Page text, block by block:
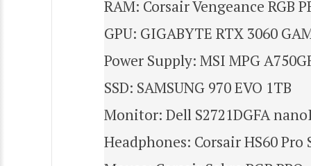
RAM: Corsair Vengeance RGB
GPU: GIGABYTE RTX 3060
Power Supply: MSI MPG
SSD: SAMSUNG 970 EVO 1TB
Monitor: Dell S2721DGFA
Headphones: Corsair HS60 Pro